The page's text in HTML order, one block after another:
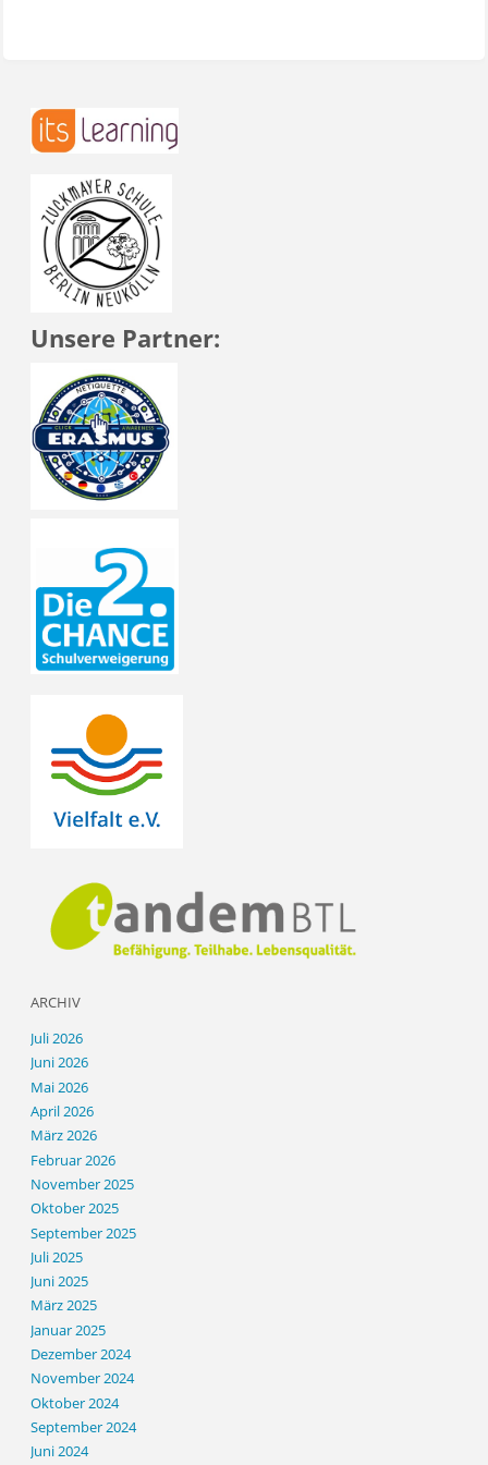
Unsere Partner:
ARCHIV
Juli 2026
Juni 2026
Mai 2026
April 2026
März 2026
Februar 2026
November 2025
Oktober 2025
September 2025
Juli 2025
Juni 2025
März 2025
Januar 2025
Dezember 2024
November 2024
Oktober 2024
September 2024
Juni 2024